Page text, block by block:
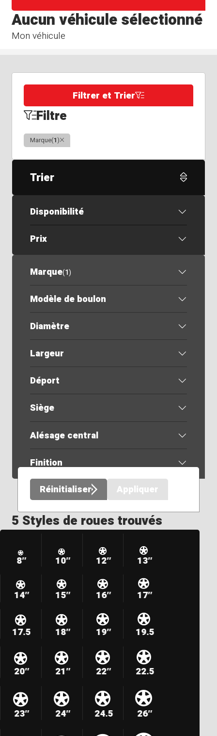
Mon véhicule
Aucun véhicule sélectionné
Filtrer et Trier
Filtre
Marque(1)Clair
Trier
Disponibilité
Prix
Marque(1)
Modèle de boulon
Diamètre
Largeur
Déport
Siège
Alésage central
Finition
Réinitialiser
Appliquer
5 Styles de roues trouvés
8″ 10″ 12″ 13″
14″ 15″ 16″ 17″
17.5 18″ 19″ 19.5
20″ 21″ 22″ 22.5
23″ 24″ 24.5 26″